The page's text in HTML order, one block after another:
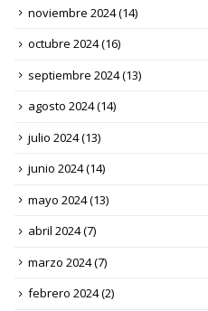
noviembre 2024(14)
octubre 2024(16)
septiembre 2024(13)
agosto 2024(14)
julio 2024(13)
junio 2024(14)
mayo 2024(13)
abril 2024(7)
marzo 2024(7)
febrero 2024(2)